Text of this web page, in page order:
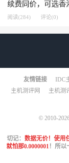
续费同价，可选香
资源包5折秒杀
阅读(284) 评论(0)
友情链接 IDC
主机测评网
主机测
© 2010-
切记： 数据无价！使用
就怕那0.0000001！所以